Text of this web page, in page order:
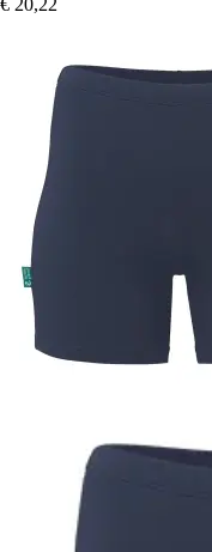
€ 20,22